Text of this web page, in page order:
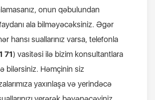
onun qəbulundan
ala bilməyəcəksiniz. Əgər
hansı suallarınız varsa, telefonla
71) vasitəsi ilə bizim konsultantlara
bilərsiniz. Həmçinin siz
yaxınlaşa və yerindəcə